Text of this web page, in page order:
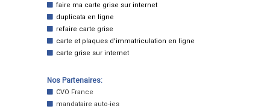
faire ma carte grise sur internet
duplicata en ligne
refaire carte grise
carte et plaques d'immatriculation en ligne
carte grise sur internet
Nos Partenaires:
CVO France
mandataire auto-ies